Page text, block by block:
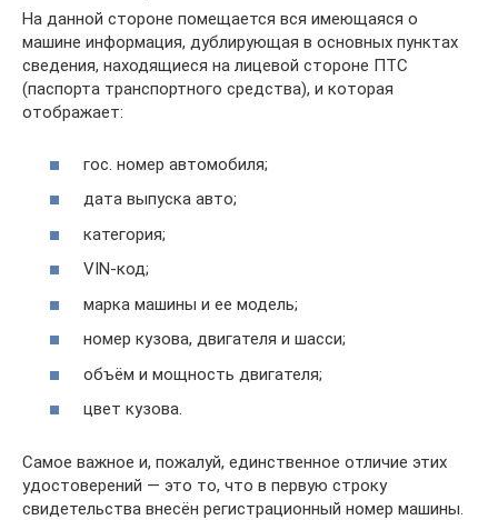
На данной стороне помещается вся имеющаяся о
машине информация, дублирующая в основных пунктах
сведения, находящиеся на лицевой стороне ПТС
(паспорта транспортного средства), и которая
отображает:
гос. номер автомобиля;
дата выпуска авто;
категория;
VIN-код;
марка машины и ее модель;
номер кузова, двигателя и шасси;
объём и мощность двигателя;
цвет кузова.
Самое важное и, пожалуй, единственное отличие этих
удостоверений — это то, что в первую строку
свидетельства внесён регистрационный номер машины.